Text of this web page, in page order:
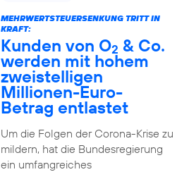
MEHRWERTSTEUERSENKUNG TRITT IN
KRAFT:
Kunden von O2 & Co.
werden mit hohem
zweistelligen
Millionen-Euro-
Betrag entlastet
Um die Folgen der Corona-Krise zu
mildern, hat die Bundesregierung
ein umfangreiches